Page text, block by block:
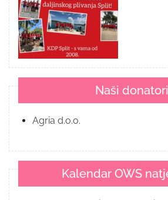
Naši donatori
Agria d.o.o.
Kalendar OWS